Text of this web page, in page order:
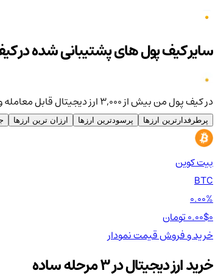
سایر کیف پول های پشتیبانی شده در
در کیف پول من بیش از ۳,۰۰۰ ارز دیجیتال قابل معامله وجود دارد
پرطرفدارترین ارزها پرسودترین ارزها ارزان ترین ارزها
بیت کوین
BTC
0.00%
0.00$0 تومان
خرید و فروشقیمتنمودار
خرید ارز دیجیتال در 3 مرحله ساده